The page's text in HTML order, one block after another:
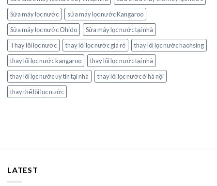
Sửa máy lọc nước
sửa máy lọc nước Kangaroo
Sửa máy lọc nước Ohido
Sửa máy lọc nước tại nhà
Thay lõi lọc nước
thay lõi lọc nước giá rẻ
thay lõi lọc nước haohsing
thay lõi lọc nước kangaroo
thay lõi lọc nước tại nhà
thay lõi lọc nước uy tín tại nhà
thay lõi lọc nước ở hà nội
thay thế lõi lọc nước
LATEST